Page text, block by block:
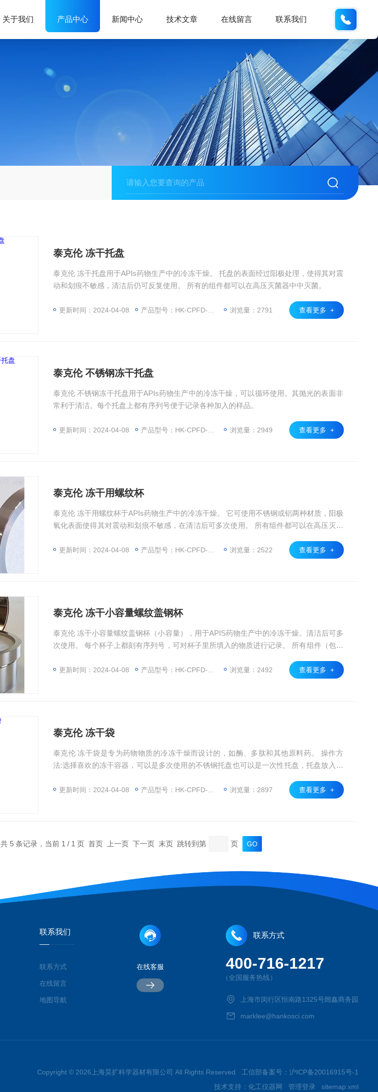
关于我们 产品中心 新闻中心 技术文章 在线留言 联系我们
泰克伦 冻干托盘
泰克伦 冻干托盘用于APIs药物生产中的冷冻干燥。 托盘的表面经过阳极处理，使得其对震
动和划痕不敏感，清洁后仍可反复使用。 所有的组件都可以在高压灭菌器中中灭菌。
更新时间：2024-04-08 产品型号：HK-CPFD-TP-03 浏览量：2791 查看更多 +
泰克伦 不锈钢冻干托盘
泰克伦 不锈钢冻干托盘用于APIs药物生产中的冷冻干燥，可以循环使用。其抛光的表面非
常利于清洁。每个托盘上都有序列号便于记录各种加入的样品。
更新时间：2024-04-08 产品型号：HK-CPFD-TP-02 浏览量：2949 查看更多 +
泰克伦 冻干用螺纹杯
泰克伦 冻干用螺纹杯于APIs药物生产中的冷冻干燥。 它可使用不锈钢或铝两种材质，阳极
氧化表面使得其对震动和划痕不敏感，在清洁后可多次使用。 所有组件都可以在高压灭菌
更新时间：2024-04-08 产品型号：HK-CPFD-CUP-07 浏览量：2522 查看更多 +
泰克伦 冻干小容量螺纹盖钢杯
泰克伦 冻干小容量螺纹盖钢杯（小容量），用于APIS药物生产中的冷冻干燥。清洁后可多
次使用。 每个杯子上都刻有序列号，可对杯子里所填入的物质进行记录。 所有组件（包括
更新时间：2024-04-08 产品型号：HK-CPFD-CUP-06 浏览量：2492 查看更多 +
泰克伦 冻干袋
泰克伦 冻干袋是专为药物物质的冷冻干燥而设计的，如酶、多肽和其他原料药。 操作方
法:选择喜欢的冻干容器，可以是多次使用的不锈钢托盘也可以是一次性托盘，托盘放入冻
干。更新时间：2024-04-08 产品型号：HK-CPFD-TPB-04 浏览量：2897 查看更多 +
共 5 条记录，当前 1 / 1 页 首页 上一页 下一页 末页 跳转到第 页
联系我们
联系方式
在线留言
地图导航
在线客服
联系方式
400-716-1217
（全国服务热线）
上海市闵行区恒南路1325号闿鑫商务园
marklee@hankosci.com
Copyright © 2026上海昊扩科学器材有限公司 All Rights Reserved 工信部备案号： 沪ICP备20016915号-1
技术支持： 化工仪器网 管理登录 sitemap.xml